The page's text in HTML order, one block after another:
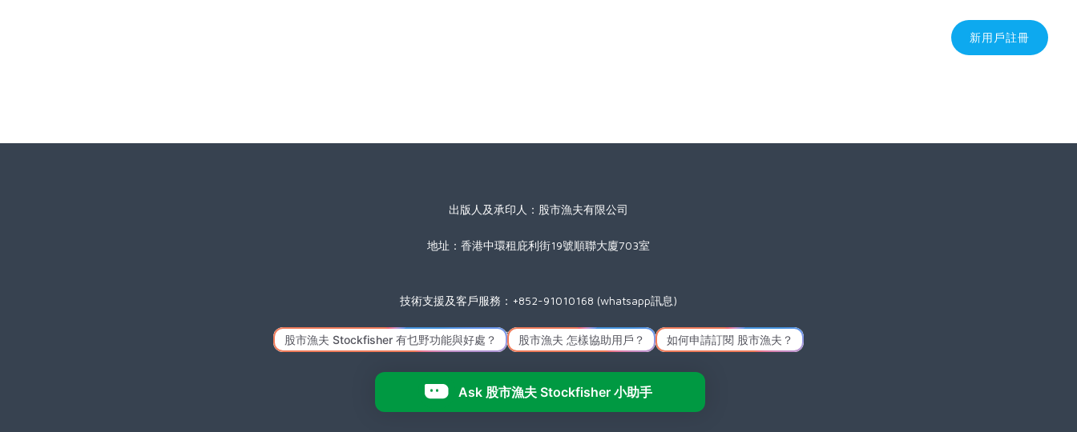
新用戶註冊
出版人及承印人：股市漁夫有限公司
地址：香港中環租庇利街19號順聯大廈703室
技術支援及客戶服務：+852-91010168 (whatsapp訊息)
星期一至五(公眾假期除外) 09:00 至 17:30
Icon made byFreepikfromwww.flaticon.com